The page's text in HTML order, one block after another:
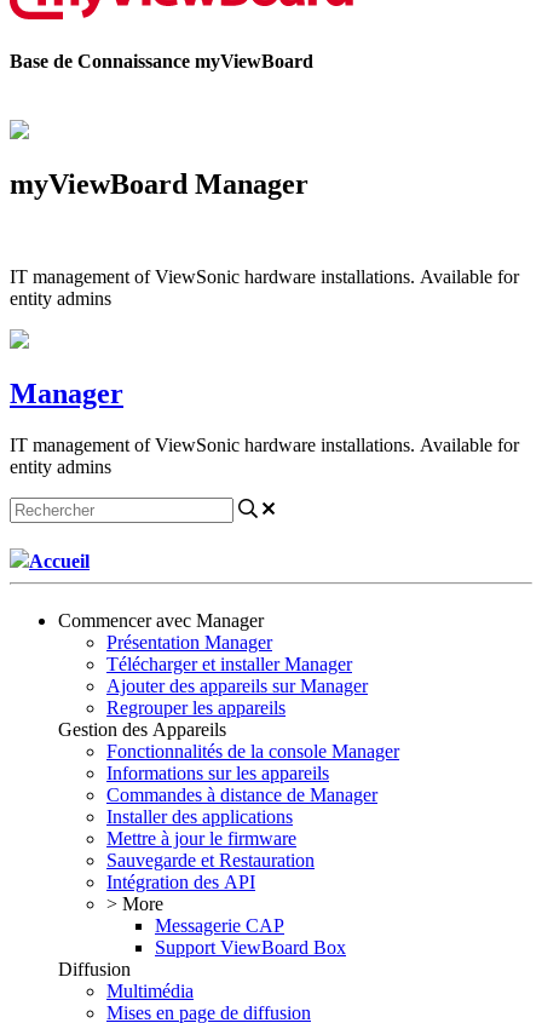
Base de Connaissance myViewBoard
myViewBoard Manager
IT management of ViewSonic hardware installations. Available for
entity admins
Manager
IT management of ViewSonic hardware installations. Available for
entity admins
Accueil
Commencer avec Manager
Présentation Manager
Télécharger et installer Manager
Ajouter des appareils sur Manager
Regrouper les appareils
Gestion des Appareils
Fonctionnalités de la console Manager
Informations sur les appareils
Commandes à distance de Manager
Installer des applications
Mettre à jour le firmware
Sauvegarde et Restauration
Intégration des API
> More
Messagerie CAP
Support ViewBoard Box
Diffusion
Multimédia
Mises en page de diffusion